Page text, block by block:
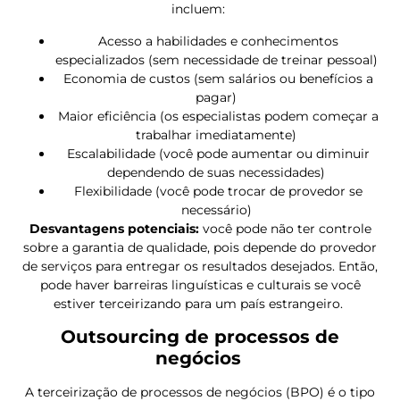
incluem:
Acesso a habilidades e conhecimentos
especializados (sem necessidade de treinar pessoal)
Economia de custos (sem salários ou benefícios a
pagar)
Maior eficiência (os especialistas podem começar a
trabalhar imediatamente)
Escalabilidade (você pode aumentar ou diminuir
dependendo de suas necessidades)
Flexibilidade (você pode trocar de provedor se
necessário)
Desvantagens potenciais: você pode não ter controle
sobre a garantia de qualidade, pois depende do provedor
de serviços para entregar os resultados desejados. Então,
pode haver barreiras linguísticas e culturais se você
estiver terceirizando para um país estrangeiro.
Outsourcing de processos de
negócios
A terceirização de processos de negócios (BPO) é o tipo